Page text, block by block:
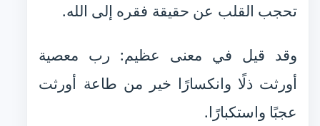
تحجب القلب عن حقيقة فقره إلى الله.
وقد قيل في معنى عظيم: رب معصية
أورثت ذلًا وانكسارًا خير من طاعة أورثت
عجبًا واستكبارًا.